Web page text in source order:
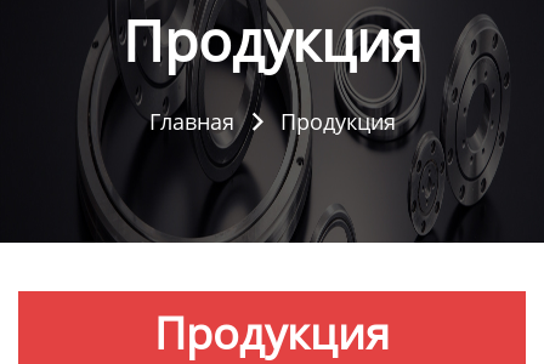
Контакты Продукция
Главная  Продукция
Продукция